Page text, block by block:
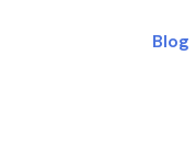
Blog